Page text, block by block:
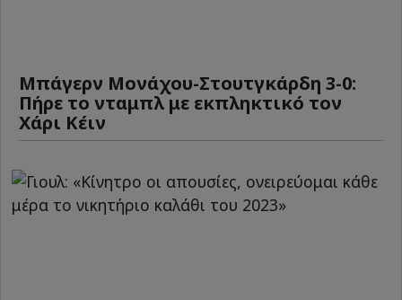
Μπάγερν Μονάχου-Στουτγκάρδη 3-0:
Πήρε το νταμπλ με εκπληκτικό τον
Χάρι Κέιν